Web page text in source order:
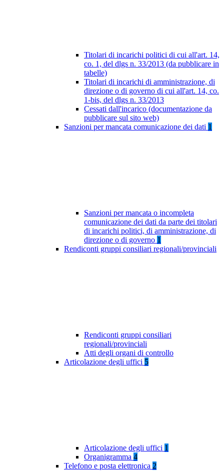
Titolari di incarichi politici di cui all'art. 14,
co. 1, del dlgs n. 33/2013 (da pubblicare in
tabelle)
Titolari di incarichi di amministrazione, di
direzione o di governo di cui all'art. 14, co.
1-bis, del dlgs n. 33/2013
Cessati dall'incarico (documentazione da
pubblicare sul sito web)
Sanzioni per mancata comunicazione dei dati 1
Sanzioni per mancata o incompleta
comunicazione dei dati da parte dei titolari
di incarichi politici, di amministrazione, di
direzione o di governo 1
Rendiconti gruppi consiliari regionali/provinciali
Rendiconti gruppi consiliari
regionali/provinciali
Atti degli organi di controllo
Articolazione degli uffici 5
Articolazione degli uffici 1
Organigramma 4
Telefono e posta elettronica 2